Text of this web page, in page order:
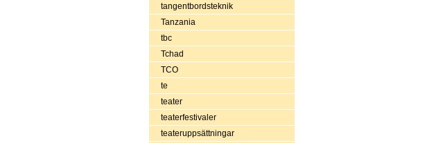
tangentbordsteknik
Tanzania
tbc
Tchad
TCO
te
teater
teaterfestivaler
teateruppsättningar